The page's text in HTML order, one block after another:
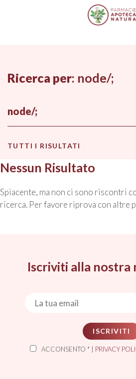
Main Navigation
Ricerca per: node/;
TUTTI I RISULTATI
Nessun Risultato
Spiacente, ma non ci sono riscontri
ricerca. Per favore riprova con altre
Iscriviti alla
ISCRIVITI
ACCONSENTO * | PRIVACY